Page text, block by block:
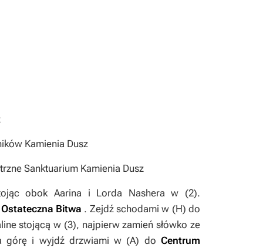
Kamienia Dusz
Sanktuarium Kamienia Dusz
obok Aarina i Lorda Nashera w (2).
Ostateczna Bitwa . Zejdź schodami w (H) do
stojącą w (3), najpierw zamień słówko ze
górę i wyjdź drzwiami w (A) doCentrum